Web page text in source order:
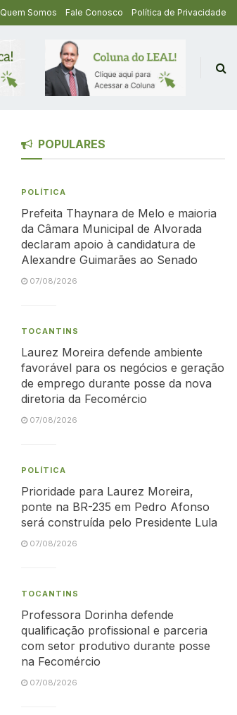
Quem Somos Fale Conosco Política de Privacidade
POPULARES
POLÍTICA
Prefeita Thaynara de Melo e maioria
da Câmara Municipal de Alvorada
declaram apoio à candidatura de
Alexandre Guimarães ao Senado
07/08/2026
TOCANTINS
Laurez Moreira defende ambiente
favorável para os negócios e geração
de emprego durante posse da nova
diretoria da Fecomércio
07/08/2026
POLÍTICA
Prioridade para Laurez Moreira,
ponte na BR-235 em Pedro Afonso
será construída pelo Presidente Lula
07/08/2026
TOCANTINS
Professora Dorinha defende
qualificação profissional e parceria
com setor produtivo durante posse
na Fecomércio
07/08/2026